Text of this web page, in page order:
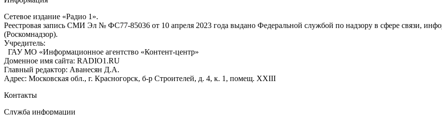
Сетевое издание «Радио 1».
Реестровая запись СМИ Эл № ФС77-85036 от 10 апреля 2023 года выдано Федеральной службой по надзору в сфере связи,
(Роскомнадзор).
Учредитель:
ГАУ МО «Информационное агентство «Контент-центр»
Доменное имя сайта: RADIO1.RU
Главный редактор: Аванесян Д.А.
Адрес: Московская обл., г. Красногорск, б-р Строителей, д. 4, к. 1, помещ. XXIII
Контакты
Служба информации